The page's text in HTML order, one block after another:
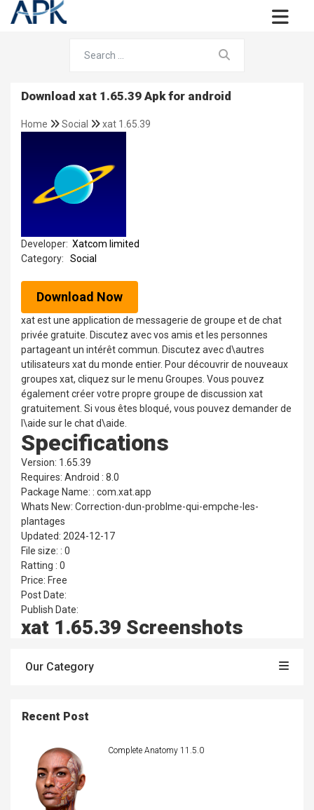
Download xat 1.65.39 Apk for android
Home Social xat 1.65.39
Developer: Xatcom limited
Category:
Social
Download Now
xat est une application de messagerie de groupe et de chat
privée gratuite. Discutez avec vos amis et les personnes
partageant un intérêt commun. Discutez avec d\autres
utilisateurs xat du monde entier. Pour découvrir de nouveaux
groupes xat, cliquez sur le menu Groupes. Vous pouvez
également créer votre propre groupe de discussion xat
gratuitement. Si vous êtes bloqué, vous pouvez demander de
l\aide sur le chat d\aide.
Specifications
Version: 1.65.39
Requires: Android : 8.0
Package Name: : com.xat.app
Whats New: Correction-dun-problme-qui-empche-les-
plantages
Updated: 2024-12-17
File size: : 0
Ratting : 0
Price: Free
Post Date:
Publish Date:
xat 1.65.39 Screenshots
Our Category
Recent Post
Complete Anatomy 11.5.0